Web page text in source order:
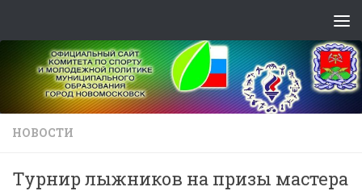
НОВОСТИ
Турнир лыжников на призы мастера